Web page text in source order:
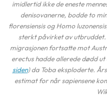
imidlertid ikke de eneste
denisovanerne, bodde to
florensiensisogHomo luzonensis
sterkt påvirket av
migrasjonen fortsatte mot
erectushadde allerede dødd ut
siden) da Toba eksploderte.
estimat for når sapiensene